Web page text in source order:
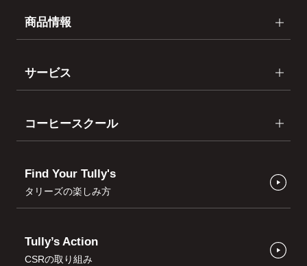
商品情報
サービス
コーヒースクール
Find Your Tully's
タリーズの楽しみ方
Tully’s Action
CSRの取り組み